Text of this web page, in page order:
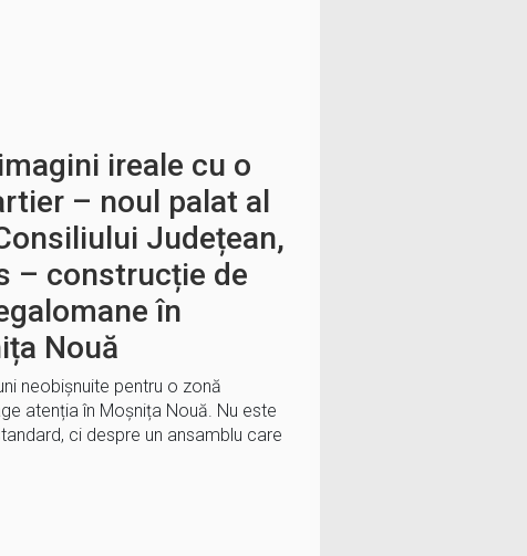
ireale cu o
– noul palat al
Județean,
– construcție de
în
Nouă
neobișnuite pentru o zonă
atenția în Moșnița Nouă. Nu este
ci despre un ansamblu care